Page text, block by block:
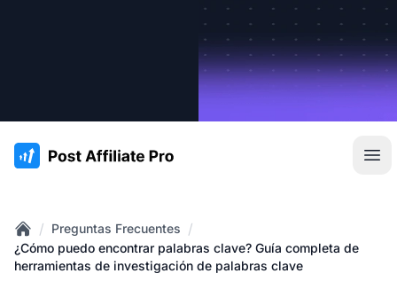
:site.title
Home
/ Preguntas Frecuentes /
¿Cómo puedo encontrar palabras clave? Guía completa de
herramientas de investigación de palabras clave